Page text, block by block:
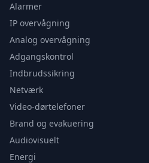
Alarmer
IP overvågning
Analog overvågning
Adgangskontrol
Indbrudssikring
Netværk
Video-dørtelefoner
Brand og evakuering
Audiovisuelt
Energi